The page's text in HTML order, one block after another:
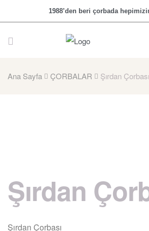
1988’den beri çorbada
Ana Sayfa ÇORBALAR Şırdan Çorbası
Şırdan
Şırdan Çorbası